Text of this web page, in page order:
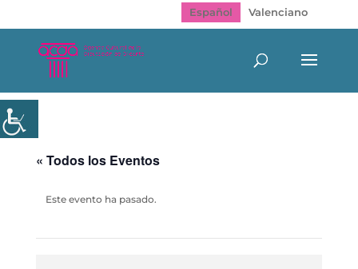
Español Valenciano
« Todos los Eventos
Este evento ha pasado.